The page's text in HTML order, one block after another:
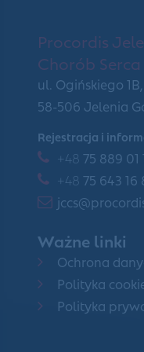
Procordis
Chorób Serca
ul. Ogińskiego
58-506 Jelenia
Rejestracja i
+48 75 889 01
+48 75 643 16
Ważne linki
Ochrona
Polityka
Polityka